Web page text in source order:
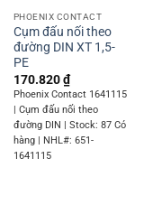
PHOENIX CONTACT
Cụm đấu nối theo
đường DIN XT 1,5-
PE
170.820₫
Phoenix Contact 1641115
| Cụm đấu nối theo
đường DIN | Stock: 87 Có
hàng | NHL#: 651-
1641115